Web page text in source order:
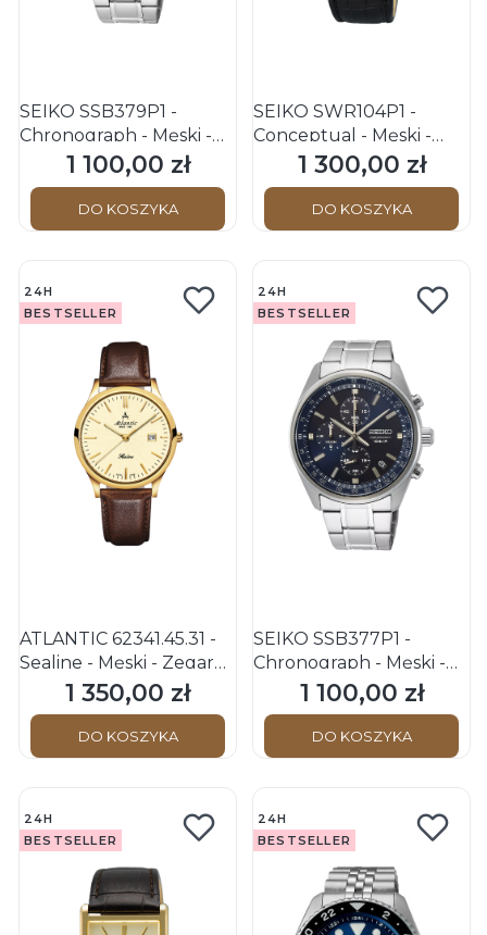
SEIKO SSB379P1 -
Chronograph - Męski -
Zegarek kwarcowy
Cena
1 100,00 zł
DO KOSZYKA
SEIKO SWR104P1 -
Conceptual - Męski -
Zegarek kwarcowy
Cena
1 300,00 zł
DO KOSZYKA
24H
BESTSELLER
ATLANTIC 62341.45.31 -
Sealine - Męski - Zegarek
kwarcowy
Cena
1 350,00 zł
DO KOSZYKA
24H
BESTSELLER
SEIKO SSB377P1 -
Chronograph - Męski -
Zegarek kwarcowy
Cena
1 100,00 zł
DO KOSZYKA
24H
BESTSELLER
24H
BESTSELLER